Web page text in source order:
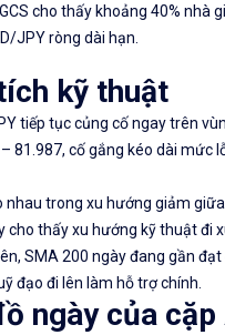
IGCS cho thấy khoảng 40% nhà
JPY ròng dài hạn.
kỹ thuật
tiếp tục củng cố ngay trên
81.987, cố gắng kéo dài mức
nhau trong xu hướng giảm
cho thấy xu hướng kỹ thuật đi
SMA 200 ngày đang gần
đạo đi lên làm hỗ trợ chính.
ngày của